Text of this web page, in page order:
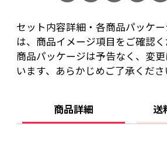
セット内容詳細・各商品パッケ
は、商品イメージ項目をご確認
商品パッケージは予告なく、変
います、あらかじめご了承くださ
商品詳細 送